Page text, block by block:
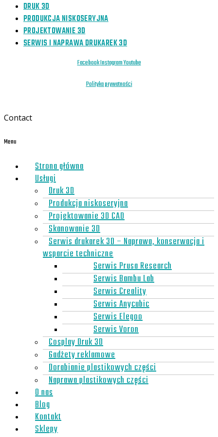
DRUK 3D
PRODUKCJA NISKOSERYJNA
PROJEKTOWANIE 3D
SERWIS I NAPRAWA DRUKAREK 3D
FacebookInstagramYoutube
Polityka prywatności
Contact
Menu
Strona główna
Usługi
Druk 3D
Produkcja niskoseryjna
Projektowanie 3D CAD
Skanowanie 3D
Serwis drukarek 3D – Naprawa, konserwacja i
wsparcie techniczne
Serwis Prusa Research
Serwis Bambu Lab
Serwis Creality
Serwis Anycubic
Serwis Elegoo
Serwis Voron
Cosplay Druk 3D
Gadżety reklamowe
Dorabianie plastikowych części
Naprawa plastikowych części
O nas
Blog
Kontakt
Sklepy